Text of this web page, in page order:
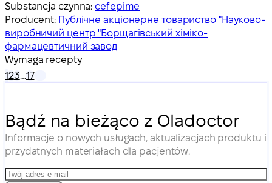
Substancja czynna: cefepime
Producent: Публічне акціонерне товариство "Науково-
виробничий центр "Борщагівський хіміко-
фармацевтичний завод
Wymaga recepty
123…17
Bądź na bieżąco z Oladoctor
Informacje o nowych usługach, aktualizacjach produktu i
przydatnych materiałach dla pacjentów.